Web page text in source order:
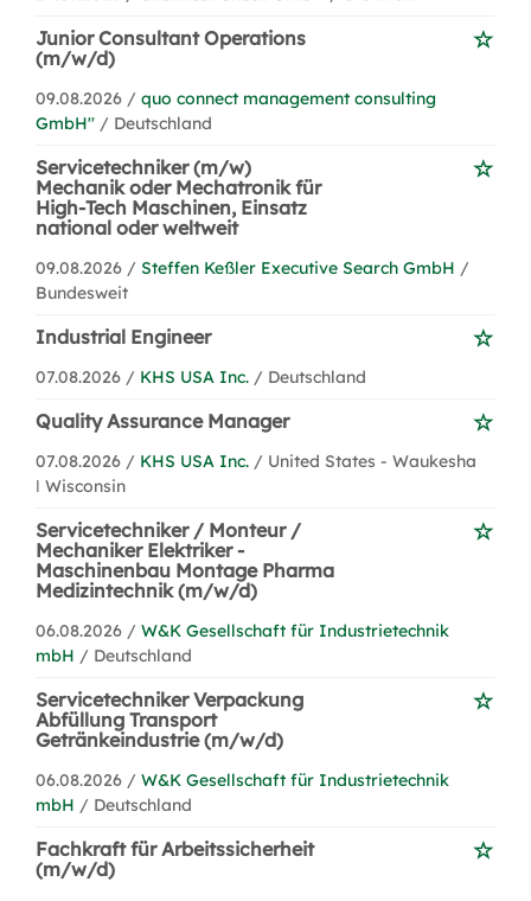
Junior Consultant Operations
(m/w/d)
09.08.2026 / quo connect management consulting
GmbH'' / Deutschland
Servicetechniker (m/w)
Mechanik oder Mechatronik für
High-Tech Maschinen, Einsatz
national oder weltweit
09.08.2026 / Steffen Keßler Executive Search GmbH /
Bundesweit
Industrial Engineer
07.08.2026 / KHS USA Inc. / Deutschland
Quality Assurance Manager
07.08.2026 / KHS USA Inc. / United States - Waukesha
ǀ Wisconsin
Servicetechniker / Monteur /
Mechaniker Elektriker -
Maschinenbau Montage Pharma
Medizintechnik (m/w/d)
06.08.2026 / W&K Gesellschaft für Industrietechnik
mbH / Deutschland
Servicetechniker Verpackung
Abfüllung Transport
Getränkeindustrie (m/w/d)
06.08.2026 / W&K Gesellschaft für Industrietechnik
mbH / Deutschland
Fachkraft für Arbeitssicherheit
(m/w/d)